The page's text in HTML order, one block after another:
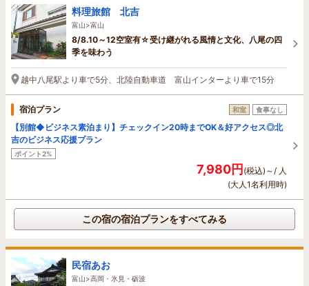
料理旅館 北吉
富山>富山
8/8.10～12空室有☆受け継がれる風情と文化、八尾の四
季を味わう
越中八尾駅より車で5分、北陸自動車道 富山インターより車で15分
宿泊プラン 和室 食事なし
【別館◆ビジネス素泊まり】チェックイン20時までOK＆好アクセス◎北
吉のビジネス応援プラン
ポイント2%
7,980円(税込)～/ 人
(大人1名利用時)
この宿の宿泊プランをすべてみる
民宿あお
富山>高岡・氷見・砺波